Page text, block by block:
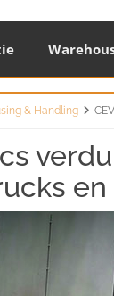
& Handling